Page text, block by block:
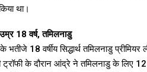
था।
18 वर्ष, तमिलनाडु
भतीजे 18 वर्षीय सिद्धार्थ तमिलनाडु
ट्रॉफी के दौरान आंद्रे ने तमिलनाडु के लिए